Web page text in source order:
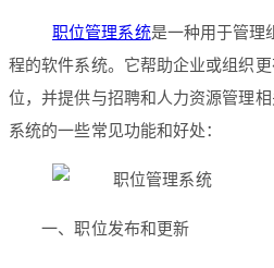
职位管理系统是一种用于管理
程的软件系统。它帮助企业或组织
位，并提供与招聘和人力资源管理
系统的一些常见功能和好处：
一、职位发布和更新